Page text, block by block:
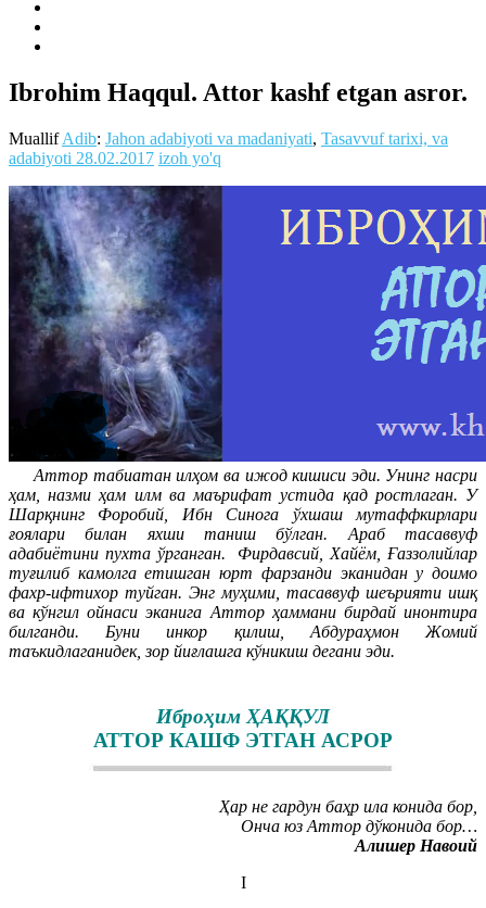
Ibrohim Haqqul. Attor kashf etgan asror.
MuallifAdib: Jahon adabiyoti va madaniyati, Tasavvuf tarixi, va
adabiyoti 28.02.2017 izoh yo'q
Аттор табиатан илҳом ва ижод кишиси эди. Унинг насри
ҳам, назми ҳам илм ва маърифат устида қад ростлаган. У
Шарқнинг Форобий, Ибн Синога ўхшаш мутаффкирлари
ғоялари билан яхши таниш бўлган. Араб тасаввуф
адабиётини пухта ўрганган. Фирдавсий, Хайём, Ғаззолийлар
туғилиб камолга етишган юрт фарзанди эканидан у доимо
фахр-ифтихор туйган. Энг муҳими, тасаввуф шеърияти ишқ
ва кўнгил ойнаси эканига Аттор ҳаммани бирдай инонтира
билганди. Буни инкор қилиш, Абдураҳмон Жомий
таъкидлаганидек, зор йиғлашга кўникиш дегани эди.
Иброҳим ҲАҚҚУЛ
АТТОР КАШФ ЭТГАН АСРОР
Ҳар не гардун баҳр ила конида бор,
Онча юз Аттор дўконида бор…
Алишер Навоий
I